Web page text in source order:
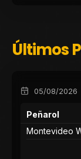
Últimos
05/08/2026
Peñarol
Montevideo